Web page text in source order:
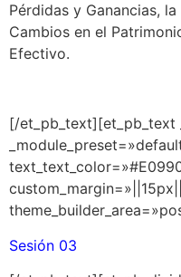
Pérdidas y Ganancias,
Cambios en el
Efectivo.
[/et_pb_text][et_pb_text
Sesión 03